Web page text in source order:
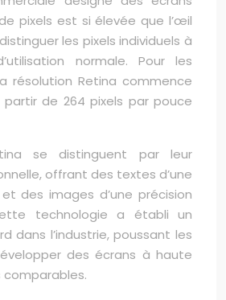
pixels est si élevée que l’œil
les pixels individuels à
normale. Pour les
résolution Retina commence
de 264 pixels par pouce
se distinguent par leur
offrant des textes d’une
des images d’une précision
technologie a établi un
dans l’industrie, poussant les
des écrans à haute
comparables.